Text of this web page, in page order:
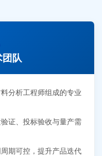
队
料分析工程师组成的专业
验证、投标验收与量产需
周期可控，提升产品迭代